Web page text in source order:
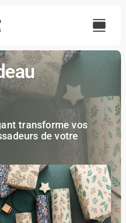
transforme vos
de votre